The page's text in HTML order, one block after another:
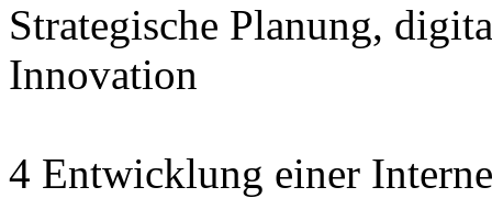
Strategische Planung,
Innovation
4 Entwicklung einer